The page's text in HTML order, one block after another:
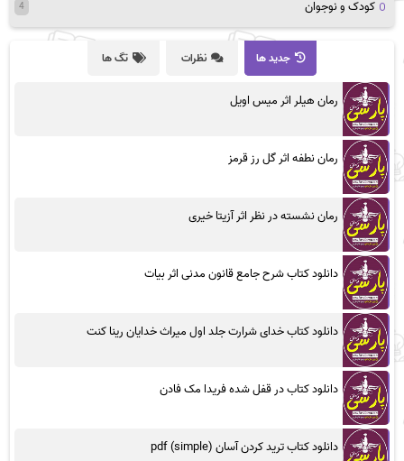
کودک و نوجوان 4
جدید ها نظرات تگ ها
رمان هیلر اثر میس اویل
رمان نطفه اثر گل رز قرمز
رمان نشسته در نظر اثر آزیتا خیری
دانلود کتاب شرح جامع قانون مدنی اثر بیات
دانلود کتاب خدای شرارت جلد اول میراث خدایان رینا کنت
دانلود کتاب در قفل شده فریدا مک فادن
دانلود کتاب ترید کردن آسان (simple) pdf